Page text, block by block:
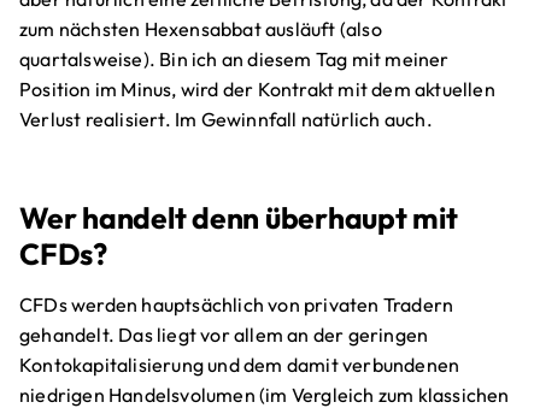
zum nächsten Hexensabbat ausläuft (also
quartalsweise). Bin ich an diesem Tag mit meiner
Position im Minus, wird der Kontrakt mit dem aktuellen
Verlust realisiert. Im Gewinnfall natürlich auch.
Wer handelt denn überhaupt mit
CFDs?
CFDs werden hauptsächlich von privaten Tradern
gehandelt. Das liegt vor allem an der geringen
Kontokapitalisierung und dem damit verbundenen
niedrigen Handelsvolumen (im Vergleich zum klassichen